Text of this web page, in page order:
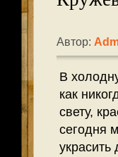
Автор:
В
как
свету,
сегодня